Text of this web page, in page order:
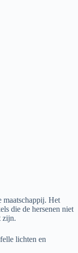
maatschappij. Het
die de hersenen niet
zijn.
lichten en